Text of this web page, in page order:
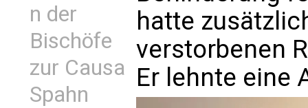
n der
Bischöfe
zur Causa
Spahn
hatte
verstorbenen
Er lehnte eine